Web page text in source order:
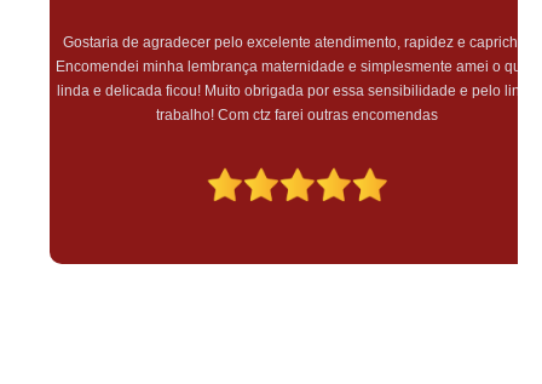
Gostaria de agradecer pelo excelente atendimento, rapidez e capricho!
Encomendei minha lembrança maternidade e simplesmente amei o quão
linda e delicada ficou! Muito obrigada por essa sensibilidade e pelo lindo
trabalho! Com ctz farei outras encomendas